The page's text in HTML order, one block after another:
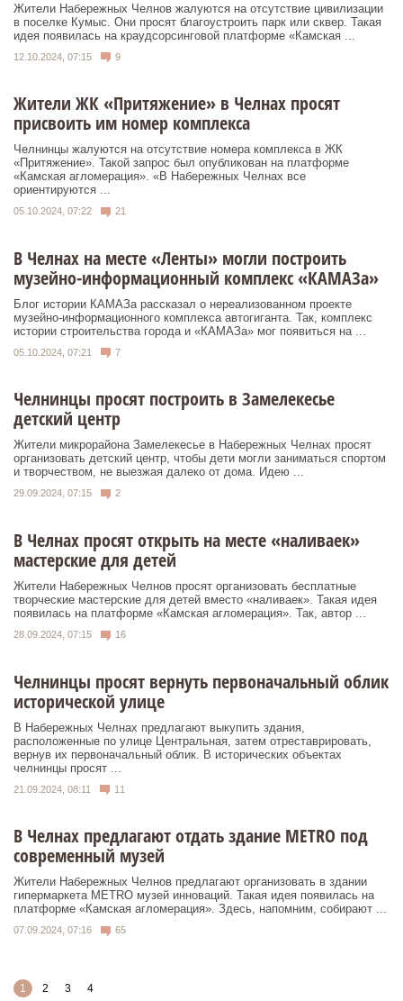
Жители Набережных Челнов жалуются на отсутствие цивилизации
в поселке Кумыс. Они просят благоустроить парк или сквер. Такая
идея появилась на краудсорсинговой платформе «Камская ...
12.10.2024, 07:15 9
Жители ЖК «Притяжение» в Челнах просят
присвоить им номер комплекса
Челнинцы жалуются на отсутствие номера комплекса в ЖК
«Притяжение». Такой запрос был опубликован на платформе
«Камская агломерация». «В Набережных Челнах все
ориентируются ...
05.10.2024, 07:22 21
В Челнах на месте «Ленты» могли построить
музейно-информационный комплекс «КАМАЗа»
Блог истории КАМАЗа рассказал о нереализованном проекте
музейно-информационного комплекса автогиганта. Так, комплекс
истории строительства города и «КАМАЗа» мог появиться на ...
05.10.2024, 07:21 7
Челнинцы просят построить в Замелекесье
детский центр
Жители микрорайона Замелекесье в Набережных Челнах просят
организовать детский центр, чтобы дети могли заниматься спортом
и творчеством, не выезжая далеко от дома. Идею ...
29.09.2024, 07:15 2
В Челнах просят открыть на месте «наливаек»
мастерские для детей
Жители Набережных Челнов просят организовать бесплатные
творческие мастерские для детей вместо «наливаек». Такая идея
появилась на платформе «Камская агломерация». Так, автор ...
28.09.2024, 07:15 16
Челнинцы просят вернуть первоначальный облик
исторической улице
В Набережных Челнах предлагают выкупить здания,
расположенные по улице Центральная, затем отреставрировать,
вернув их первоначальный облик. В исторических объектах
челнинцы просят ...
21.09.2024, 08:11 11
В Челнах предлагают отдать здание METRO под
современный музей
Жители Набережных Челнов предлагают организовать в здании
гипермаркета METRO музей инноваций. Такая идея появилась на
платформе «Камская агломерация». Здесь, напомним, собирают ...
07.09.2024, 07:16 65
1 2 3 4